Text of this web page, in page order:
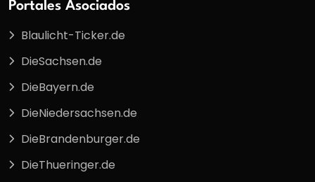
Portales Asociados
Blaulicht-Ticker.de
DieSachsen.de
DieBayern.de
DieNiedersachsen.de
DieBrandenburger.de
DieThueringer.de